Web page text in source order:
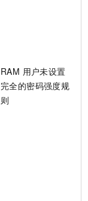
RAM 用户未设置
完全的密码强度规
则